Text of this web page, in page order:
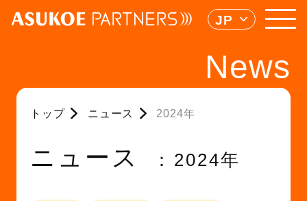
JP
News
トップ ニュース 2024年
ニュース 2024年